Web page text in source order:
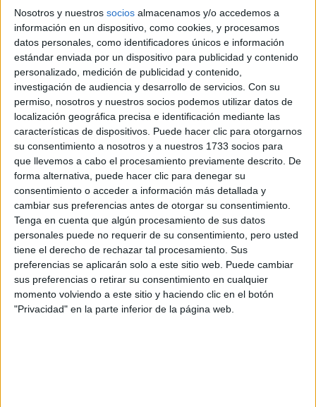
Nosotros y nuestros socios almacenamos y/o accedemos a
información en un dispositivo, como cookies, y procesamos
datos personales, como identificadores únicos e información
estándar enviada por un dispositivo para publicidad y contenido
personalizado, medición de publicidad y contenido,
investigación de audiencia y desarrollo de servicios. Con su
permiso, nosotros y nuestros socios podemos utilizar datos de
localización geográfica precisa e identificación mediante las
características de dispositivos. Puede hacer clic para otorgarnos
su consentimiento a nosotros y a nuestros 1733 socios para
que llevemos a cabo el procesamiento previamente descrito. De
forma alternativa, puede hacer clic para denegar su
consentimiento o acceder a información más detallada y
cambiar sus preferencias antes de otorgar su consentimiento.
Tenga en cuenta que algún procesamiento de sus datos
personales puede no requerir de su consentimiento, pero usted
tiene el derecho de rechazar tal procesamiento. Sus
preferencias se aplicarán solo a este sitio web. Puede cambiar
sus preferencias o retirar su consentimiento en cualquier
momento volviendo a este sitio y haciendo clic en el botón
"Privacidad" en la parte inferior de la página web.
enseñanza:
Lengua
Web de la facultad:http://www.ub.edu/quimica
Duración:4,0 años
Precio del primer curso:1.061 €
Pídeles información ¡GRATIS!
Barcelona
Presencial
Nota de corte
9,726
enseñanza:
(castellano/
Grado en Química
Universitat Autònoma de Barcelona
Universidad Pública
Web de la facultad:http://www.uab.cat/ciencies
Duración:4,0 años
Precio del primer curso:1.061 €
Pídeles información ¡GRATIS!
Presencial
Nota de corte
No aplica
Doble Grado en Química + Ingeniería Química
Universitat Ramon Llull
Universidad Privada
Web de la facultad:http://www.iqs.edu
Duración: